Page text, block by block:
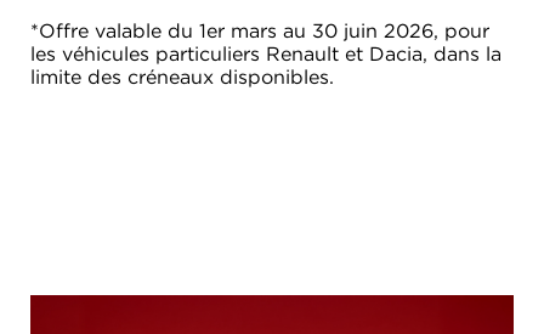
*Offre valable du 1er mars au 30 juin 2026, pour
les véhicules particuliers Renault et Dacia, dans la
limite des créneaux disponibles.